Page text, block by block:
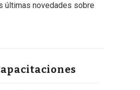
últimas novedades sobre